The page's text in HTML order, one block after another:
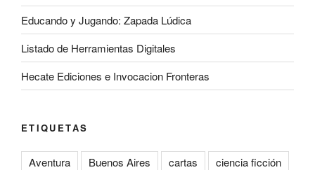
Educando y Jugando: Zapada Lúdica
Listado de Herramientas Digitales
Hecate Ediciones e Invocacion Fronteras
ETIQUETAS
Aventura Buenos Aires cartas
ciencia ficción